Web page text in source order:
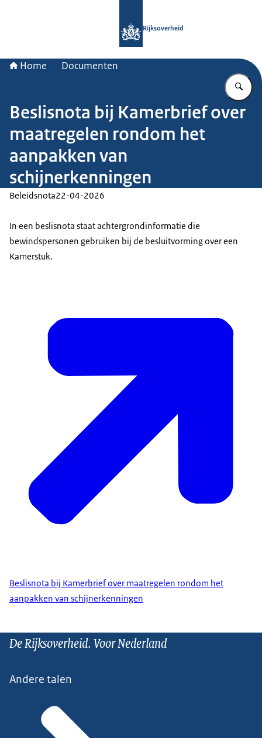
Rijksoverheid
Home Documenten
Beslisnota bij Kamerbrief over
maatregelen rondom het
aanpakken van
schijnerkenningen
Beleidsnota22-04-2026
In een beslisnota staat achtergrondinformatie die
bewindspersonen gebruiken bij de besluitvorming over een
Kamerstuk.
Beslisnota bij Kamerbrief over maatregelen rondom het
aanpakken van schijnerkenningen
De Rijksoverheid. Voor Nederland
Andere talen